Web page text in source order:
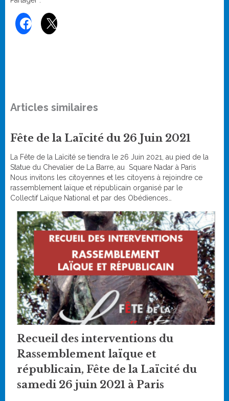
Articles similaires
Fête de la Laïcité du 26 Juin 2021
La Fête de la Laïcité se tiendra le 26 Juin 2021, au pied de la
Statue du Chevalier de La Barre, au Square Nadar à Paris
Nous invitons les citoyennes et les citoyens à rejoindre ce
rassemblement laïque et républicain organisé par le
Collectif Laïque National et par des Obédiences…
Recueil des interventions du
Rassemblement laïque et
républicain, Fête de la Laïcité du
samedi 26 juin 2021 à Paris